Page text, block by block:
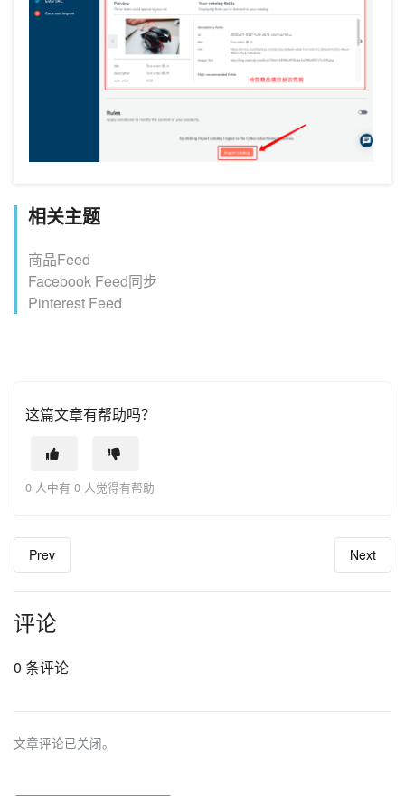
相关主题
商品Feed
Facebook Feed同步
Pinterest Feed
这篇文章有帮助吗？
0 人中有 0 人觉得有帮助
Prev Next
评论
0 条评论
文章评论已关闭。